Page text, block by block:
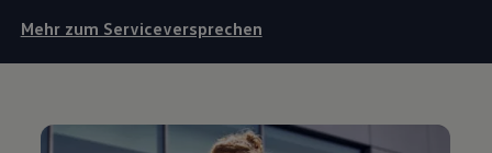
Mehr zum Serviceversprechen